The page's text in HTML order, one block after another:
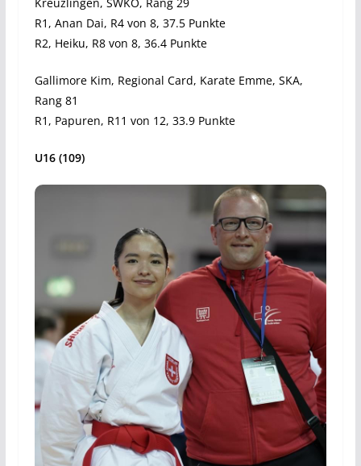
R1, Anan Dai, R4 von 8, 37.5 Punkte
R2, Heiku, R8 von 8, 36.4 Punkte
Gallimore Kim, Regional Card, Karate Emme, SKA,
Rang 81
R1, Papuren, R11 von 12, 33.9 Punkte
U16 (109)